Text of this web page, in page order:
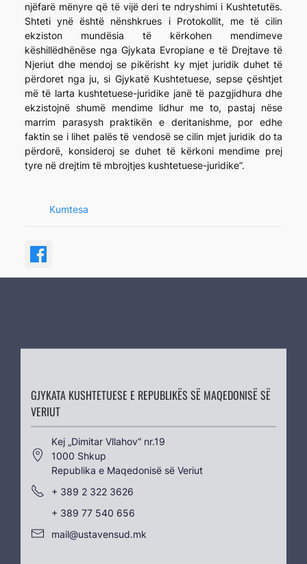
njëfarë mënyre që të vijë deri te ndryshimi i Kushtetutës.
Shteti ynë është nënshkrues i Protokollit, me të cilin
ekziston mundësia të kërkohen mendimeve
këshillëdhënëse nga Gjykata Evropiane e të Drejtave të
Njeriut dhe mendoj se pikërisht ky mjet juridik duhet të
përdoret nga ju, si Gjykatë Kushtetuese, sepse çështjet
më të larta kushtetuese-juridike janë të pazgjidhura dhe
ekzistojnë shumë mendime lidhur me to, pastaj nëse
marrim parasysh praktikën e deritanishme, por edhe
faktin se i lihet palës të vendosë se cilin mjet juridik do ta
përdorë, konsideroj se duhet të kërkoni mendime prej
tyre në drejtim të mbrojtjes kushtetuese-juridike”.
Kumtesa
GJYKATA KUSHTETUESE E REPUBLIKËS SË MAQEDONISË SË
VERIUT
Kеј „Dimitar Vllahov“ nr.19
1000 Shkup
Republika e Maqedonisë së Veriut
+ 389 2 322 3626
+ 389 77 540 656
mail@ustavensud.mk